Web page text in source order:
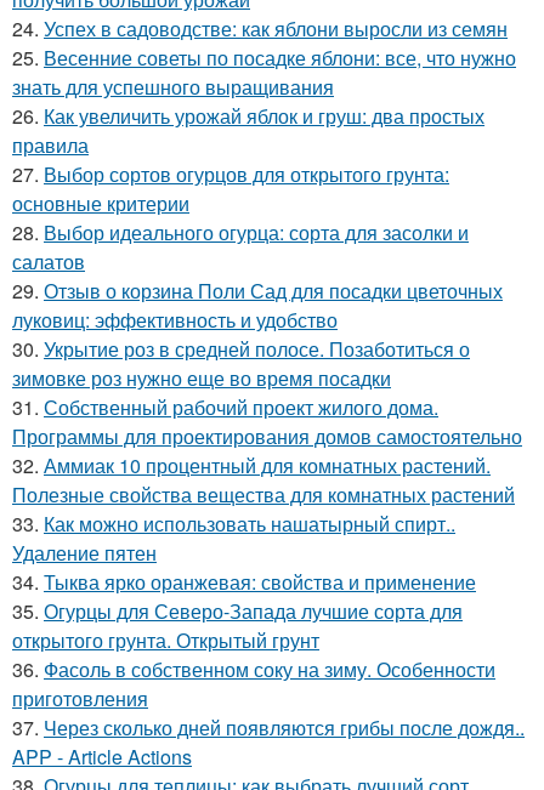
24. Успех в садоводстве: как яблони выросли из семян
25. Весенние советы по посадке яблони: все, что нужно
знать для успешного выращивания
26. Как увеличить урожай яблок и груш: два простых
правила
27. Выбор сортов огурцов для открытого грунта:
основные критерии
28. Выбор идеального огурца: сорта для засолки и
салатов
29. Отзыв о корзина Поли Сад для посадки цветочных
луковиц: эффективность и удобство
30. Укрытие роз в средней полосе. Позаботиться о
зимовке роз нужно еще во время посадки
31. Собственный рабочий проект жилого дома.
Программы для проектирования домов самостоятельно
32. Аммиак 10 процентный для комнатных растений.
Полезные свойства вещества для комнатных растений
33. Как можно использовать нашатырный спирт..
Удаление пятен
34. Тыква ярко оранжевая: свойства и применение
35. Огурцы для Северо-Запада лучшие сорта для
открытого грунта. Открытый грунт
36. Фасоль в собственном соку на зиму. Особенности
приготовления
37. Через сколько дней появляются грибы после дождя..
APP - Article Actions